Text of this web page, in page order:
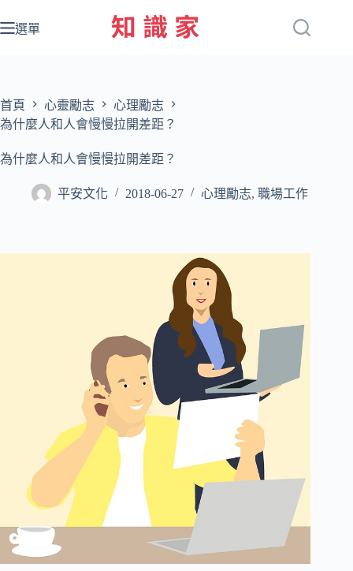
至
容
選單
首頁 心靈勵志
心理勵志
為什麼人和人會慢慢拉開差距？
為什麼人和人會慢慢拉開差距？
平安文化 2018-06-27 心理勵志, 職場工作